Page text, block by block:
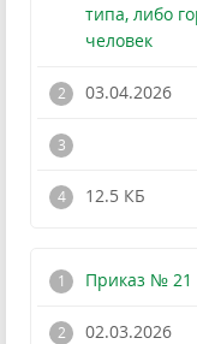
типа, либо
человек
03.04.2026
12.5 КБ
Приказ № 21
02.03.2026